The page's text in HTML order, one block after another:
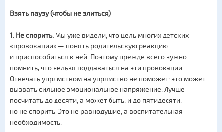
Взять паузу (чтобы не злиться)
1. Не спорить. Мы уже видели, что цель многих детских
«провокаций» — понять родительскую реакцию
и приспособиться к ней. Поэтому прежде всего нужно
помнить, что нельзя поддаваться на эти провокации.
Отвечать упрямством на упрямство не поможет: это может
вызвать сильное эмоциональное напряжение. Лучше
посчитать до десяти, а может быть, и до пятидесяти,
но не спорить. Это не равнодушие, а воспитательная
необходимость.